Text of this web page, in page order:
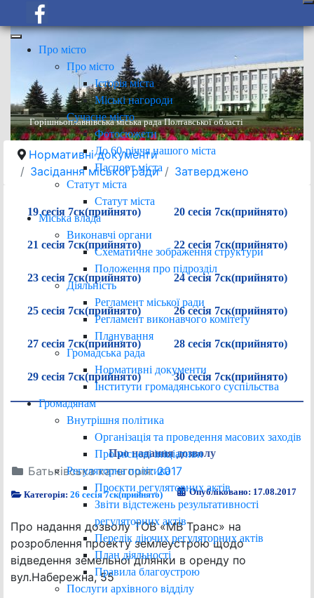
Про місто
Про місто
Історія міста
Міські нагороди
Сучасне місто
Фотосюжети
До 60-річчя нашого міста
Паспорт міста
Статут міста
Статут міста
Міська влада
Виконавчі органи
Схематичне зображення структури
Положення про підрозділ
Діяльність
Регламент міської ради
Регламент виконавчого комітету
Планування
Громадська рада
Нормативні документи
Інститути громадянського суспільства
Громадянам
Внутрішня політика
Організація та проведення масових заходів
Про місцеві ініціативи
Регуляторна політика
Проєкти регуляторних актів
Звіти відстежень результативності
регуляторних актів
Перелік діючих регуляторних актів
План діяльності
Правила благоустрою
Послуги архівного відділу
Горішньоплавнівська міська рада Полтавської області
Нормативні документи
Засідання міської ради
Затверджено
Про надання дозволу
Батьківська категорія:2017
Категорія:26 сесія 7ск(прийнято) Опубліковано: 17.08.2017
Про надання дозволу ТОВ «МВ Транс» на
розроблення проекту землеустрою щодо
відведення земельної ділянки в оренду по
вул.Набережна, 55
19 сесія 7ск(прийнято) 20 сесія 7ск(прийнято)
21 сесія 7ск(прийнято) 22 сесія 7ск(прийнято)
23 сесія 7ск(прийнято) 24 сесія 7ск(прийнято)
25 сесія 7ск(прийнято) 26 сесія 7ск(прийнято)
27 сесія 7ск(прийнято) 28 сесія 7ск(прийнято)
29 сесія 7ск(прийнято) 30 сесія 7ск(прийнято)